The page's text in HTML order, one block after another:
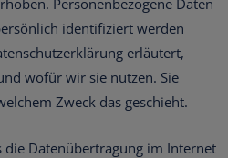
identifiziert werden
erläutert,
wofür wir sie nutzen. Sie
Zweck das geschieht.
die Datenübertragung im Internet